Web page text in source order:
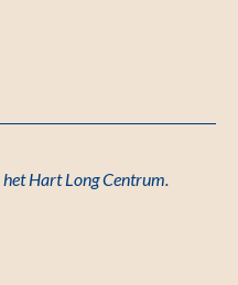
Hart Long Centrum.